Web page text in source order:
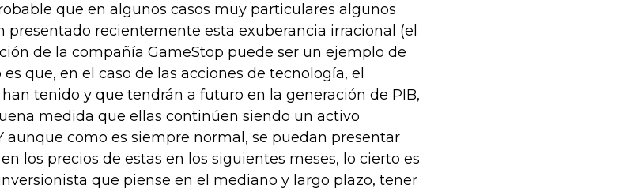
que en algunos casos muy particulares algunos
presentado recientemente esta exuberancia irracional (el
de la compañía GameStop puede ser un ejemplo de
que, en el caso de las acciones de tecnología, el
tenido y que tendrán a futuro en la generación de PIB,
medida que ellas continúen siendo un activo
aunque como es siempre normal, se puedan presentar
los precios de estas en los siguientes meses, lo cierto es
que piense en el mediano y largo plazo, tener